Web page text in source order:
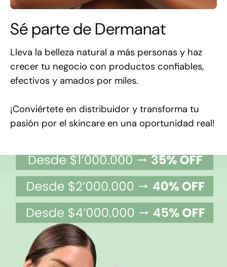
Sé parte de Dermanat
Lleva la belleza natural a más personas y haz
crecer tu negocio con productos confiables,
efectivos y amados por miles.
¡Conviértete en distribuidor y transforma tu
pasión por el skincare en una oportunidad real!
Palo
Alto